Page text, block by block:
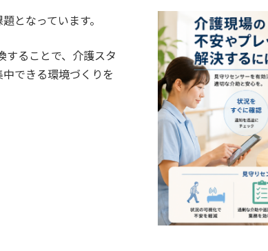
となっています。
することで、介護スタ
できる環境づくりを